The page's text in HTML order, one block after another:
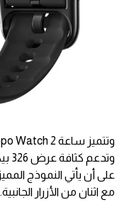
مع اثنان من الأزرار الجانبية.